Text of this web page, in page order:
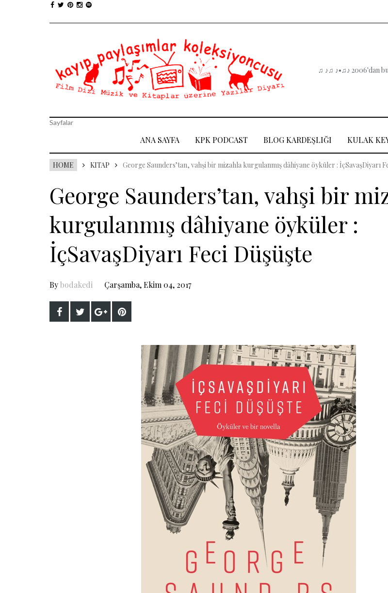
♫ ♪♫ ♪•♫♪ 2006'dan
Sayfalar
ANA SAYFA KPK PODCAST BLOG KARDEŞLIĞI KULAK
HOME KITAP George Saunders’tan, vahşi bir mizahla kurgulanmış dâhiyane öyküler : İçSavaşDiyarı
George Saunders’tan, vahşi bir
kurgulanmış dâhiyane öyküler :
İçSavaşDiyarı Feci Düşüşte
Bybodakedi Çarşamba, Ekim 04, 2017